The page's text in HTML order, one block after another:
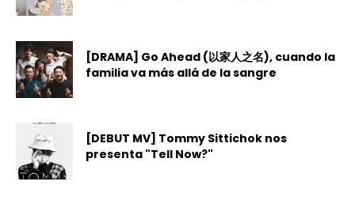
[DRAMA] Go Ahead (以家人之名), cuando la
familia va más allá de la sangre
[DEBUT MV] Tommy Sittichok nos
presenta "Tell Now?"